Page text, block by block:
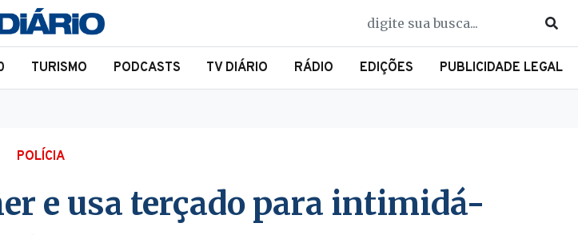
TURISMO PODCASTS TV DIÁRIO RÁDIO EDIÇÕES PUBLICIDADE LEGAL
POLÍCIA
e usa terçado para intimidá-